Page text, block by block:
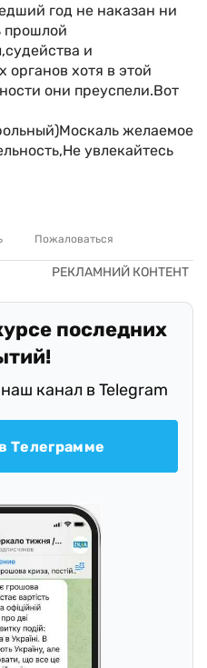
год не наказан ни
прошлой
и
органов хотя в этой
они преуспели.Вот
желаемое
увлекайтесь
Пожаловаться
последних
канал в Telegram
Телеграмме